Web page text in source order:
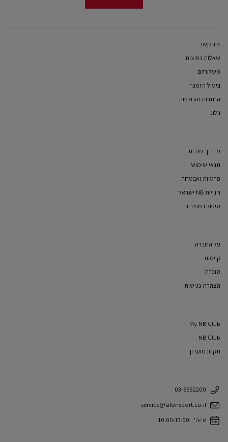
צור קשר
שאלות נפוצות
משלוחים
ביטול הזמנה
החזרות והחלפות
בלוג
מדריך מידות
תנאי שימוש
פרטיות ואבטחה
חנויות NB ישראל
טיפול במוצרים
על החברה
קיימות
סוכרת
הצהרת נגישות
My NB Club
NB Club
תקנון מועדון
03-6992200
service@silonsport.co.il
א'-ה' 10:00-13:00